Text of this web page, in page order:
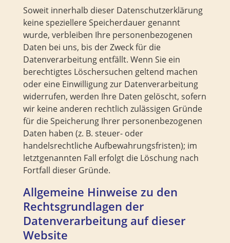
Soweit innerhalb dieser Datenschutzerklärung
keine speziellere Speicherdauer genannt
wurde, verbleiben Ihre personenbezogenen
Daten bei uns, bis der Zweck für die
Datenverarbeitung entfällt. Wenn Sie ein
berechtigtes Löschersuchen geltend machen
oder eine Einwilligung zur Datenverarbeitung
widerrufen, werden Ihre Daten gelöscht, sofern
wir keine anderen rechtlich zulässigen Gründe
für die Speicherung Ihrer personenbezogenen
Daten haben (z. B. steuer- oder
handelsrechtliche Aufbewahrungsfristen); im
letztgenannten Fall erfolgt die Löschung nach
Fortfall dieser Gründe.
Allgemeine Hinweise zu den
Rechtsgrundlagen der
Datenverarbeitung auf dieser
Website